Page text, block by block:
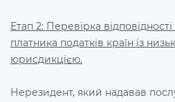
Етап 2: Перевірка
платника податків країн із
юрисдикцією.
Нерезидент, який надавав